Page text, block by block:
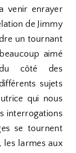
venir enrayer
de Jimmy
un tournant
aimé
côté des
sujets
qui nous
interrogations
se tournent
les larmes aux